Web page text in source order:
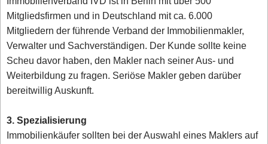
Mitgliedsfirmen und in Deutschland mit ca. 6.000
Mitgliedern der führende Verband der Immobilienmakler,
Verwalter und Sachverständigen. Der Kunde sollte keine
Scheu davor haben, den Makler nach seiner Aus- und
Weiterbildung zu fragen. Seriöse Makler geben darüber
bereitwillig Auskunft.
3. Spezialisierung
Immobilienkäufer sollten bei der Auswahl eines Maklers auf